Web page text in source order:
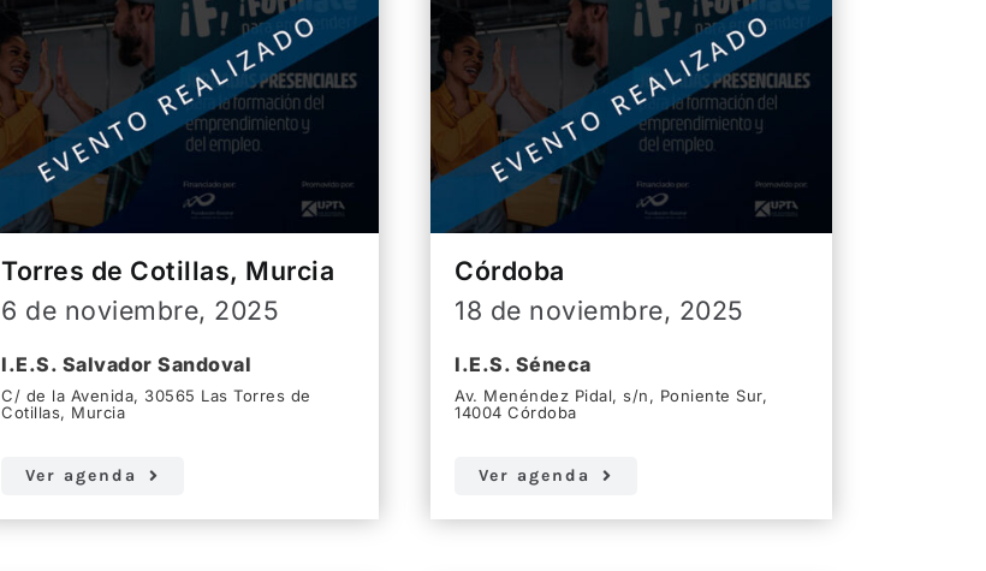
Torres de Cotillas, Murcia
6 de noviembre, 2025
I.E.S. Salvador Sandoval
C/ de la Avenida, 30565 Las Torres de
Cotillas, Murcia
Ver agenda
Córdoba
18 de noviembre, 2025
I.E.S. Séneca
Av. Menéndez Pidal, s/n, Poniente Sur,
14004 Córdoba
Ver agenda